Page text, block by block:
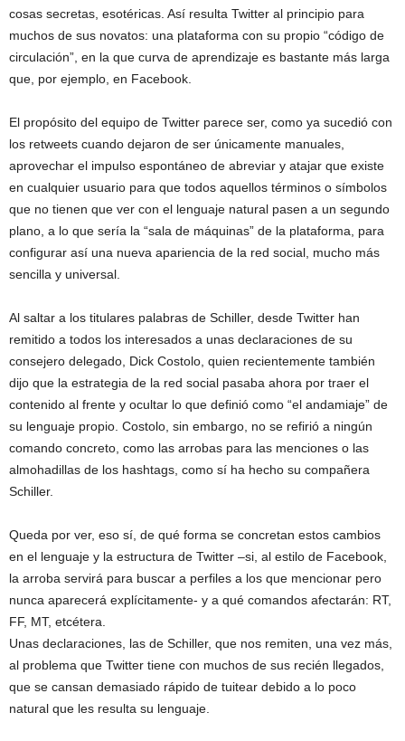
cosas secretas, esotéricas. Así resulta Twitter al principio para
muchos de sus novatos: una plataforma con su propio “código de
circulación”, en la que curva de aprendizaje es bastante más larga
que, por ejemplo, en Facebook.
El propósito del equipo de Twitter parece ser, como ya sucedió con
los retweets cuando dejaron de ser únicamente manuales,
aprovechar el impulso espontáneo de abreviar y atajar que existe
en cualquier usuario para que todos aquellos términos o símbolos
que no tienen que ver con el lenguaje natural pasen a un segundo
plano, a lo que sería la “sala de máquinas” de la plataforma, para
configurar así una nueva apariencia de la red social, mucho más
sencilla y universal.
Al saltar a los titulares palabras de Schiller, desde Twitter han
remitido a todos los interesados a unas declaraciones de su
consejero delegado, Dick Costolo, quien recientemente también
dijo que la estrategia de la red social pasaba ahora por traer el
contenido al frente y ocultar lo que definió como “el andamiaje” de
su lenguaje propio. Costolo, sin embargo, no se refirió a ningún
comando concreto, como las arrobas para las menciones o las
almohadillas de los hashtags, como sí ha hecho su compañera
Schiller.
Queda por ver, eso sí, de qué forma se concretan estos cambios
en el lenguaje y la estructura de Twitter –si, al estilo de Facebook,
la arroba servirá para buscar a perfiles a los que mencionar pero
nunca aparecerá explícitamente- y a qué comandos afectarán: RT,
FF, MT, etcétera.
Unas declaraciones, las de Schiller, que nos remiten, una vez más,
al problema que Twitter tiene con muchos de sus recién llegados,
que se cansan demasiado rápido de tuitear debido a lo poco
natural que les resulta su lenguaje.